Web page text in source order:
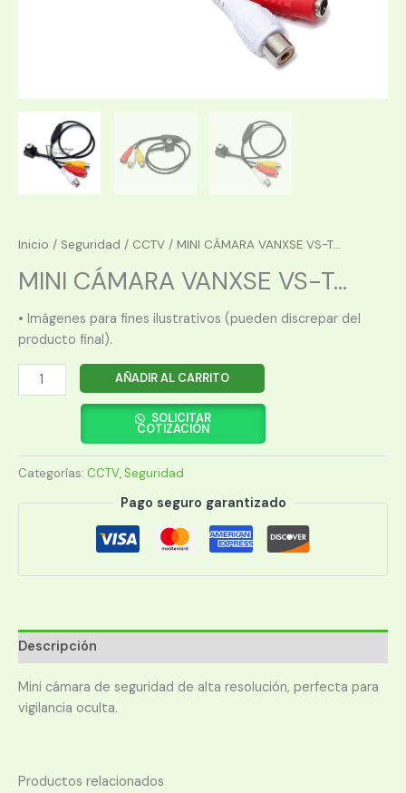
Inicio / Seguridad / CCTV / MINI CÁMARA VANXSE VS-T...
MINI CÁMARA VANXSE VS-T...
• Imágenes para fines ilustrativos (pueden discrepar del
producto final).
MINI
CÁMARA
TM036
X001OK623F
AÑADIR AL CARRITO
SOLICITAR
COTIZACIÓN
Categorías: CCTV, Seguridad
Pago seguro garantizado
Descripción
Mini cámara de seguridad de alta resolución, perfecta para
vigilancia oculta.
Productos relacionados